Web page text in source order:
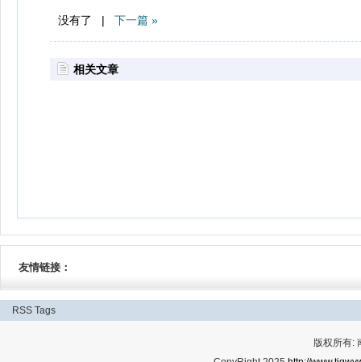
没有了 | 下一篇 »
相关文章
友情链接：
RSS Tags
版权所有: